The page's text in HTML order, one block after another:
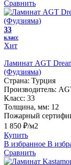
Сравнить
33
класс
Хит
Ламинат AGT
(Фудзияма)
Страна: Турция
Производитель:
Класс: 33
Толщина, мм: 12
Пожарный
1 850 ₽/м2
Купить
В избранное В
Сравнить